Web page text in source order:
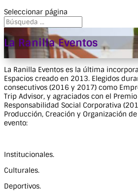
Seleccionar página
La Ranilla Eventos
La Ranilla Eventos es la última
Espacios creado en 2013. Elegidos
consecutivos (2016 y 2017) como
Trip Advisor, y agraciados con el
Responsabilidad Social Corporativa
Producción, Creación y Organización
evento:
Institucionales.
Culturales.
Deportivos.